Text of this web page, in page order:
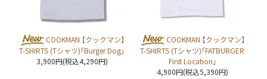
COOKMAN 【クックマン】
T-SHIRTS (Tシャツ)「Burger Dog」
3,900円(税込4,290円)
COOKMAN 【クックマン】
T-SHIRTS (Tシャツ)「FATBURGER
First Location」
4,900円(税込5,390円)